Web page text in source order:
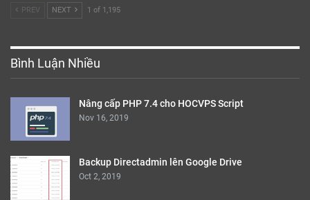
PREV NEXT 1 of 1,195
Bình Luận Nhiều
Nâng cấp PHP 7.4 cho HOCVPS Script
Nov 16, 2019
Backup Directadmin lên Google Drive
Oct 2, 2019